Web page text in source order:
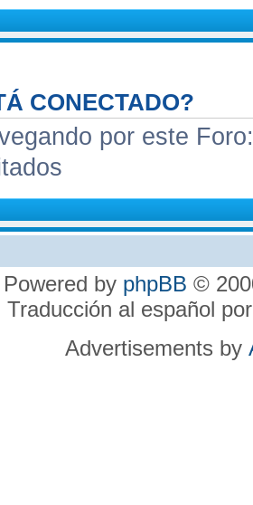
CONECTADO?
por este
Powered by phpBB ©
Traducción al español
Advertisements by